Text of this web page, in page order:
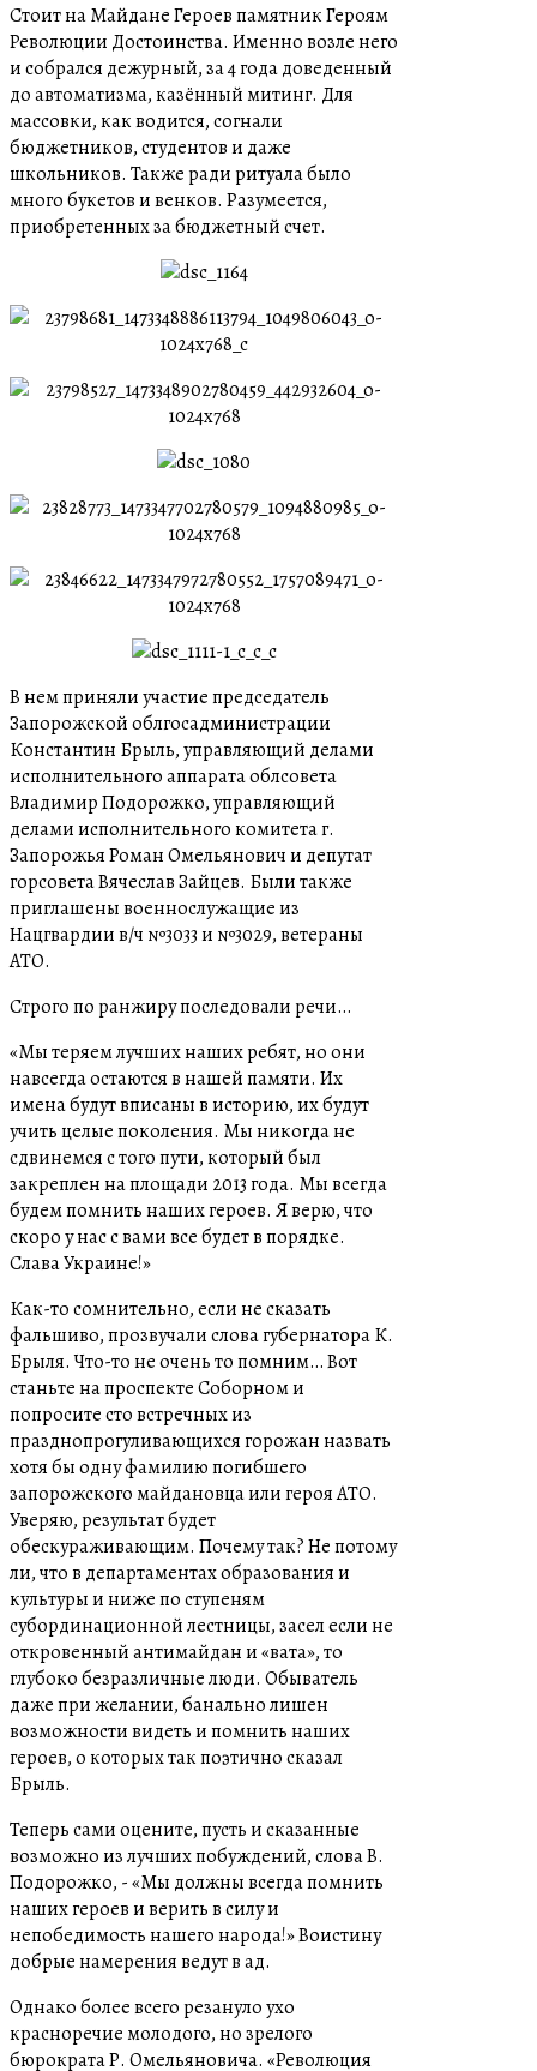
Стоит на Майдане Героев памятник Героям
Революции Достоинства. Именно возле него
и собрался дежурный, за 4 года доведенный
до автоматизма, казённый митинг. Для
массовки, как водится, согнали
бюджетников, студентов и даже
школьников. Также ради ритуала было
много букетов и венков. Разумеется,
приобретенных за бюджетный счет.
В нем приняли участие председатель
Запорожской облгосадминистрации
Константин Брыль, управляющий делами
исполнительного аппарата облсовета
Владимир Подорожко, управляющий
делами исполнительного комитета г.
Запорожья Роман Омельянович и депутат
горсовета Вячеслав Зайцев. Были также
приглашены военнослужащие из
Нацгвардии в/ч №3033 и №3029, ветераны
АТО.
Строго по ранжиру последовали речи…
«Мы теряем лучших наших ребят, но они
навсегда остаются в нашей памяти. Их
имена будут вписаны в историю, их будут
учить целые поколения. Мы никогда не
сдвинемся с того пути, который был
закреплен на площади 2013 года. Мы всегда
будем помнить наших героев. Я верю, что
скоро у нас с вами все будет в порядке.
Слава Украине!»
Как-то сомнительно, если не сказать
фальшиво, прозвучали слова губернатора К.
Брыля. Что-то не очень то помним… Вот
станьте на проспекте Соборном и
попросите сто встречных из
празднопрогуливающихся горожан назвать
хотя бы одну фамилию погибшего
запорожского майдановца или героя АТО.
Уверяю, результат будет
обескураживающим. Почему так? Не потому
ли, что в департаментах образования и
культуры и ниже по ступеням
субординационной лестницы, засел если не
откровенный антимайдан и «вата», то
глубоко безразличные люди. Обыватель
даже при желании, банально лишен
возможности видеть и помнить наших
героев, о которых так поэтично сказал
Брыль.
Теперь сами оцените, пусть и сказанные
возможно из лучших побуждений, слова В.
Подорожко, - «Мы должны всегда помнить
наших героев и верить в силу и
непобедимость нашего народа!» Воистину
добрые намерения ведут в ад.
Однако более всего резануло ухо
красноречие молодого, но зрелого
бюрократа Р. Омельяновича. «Революция